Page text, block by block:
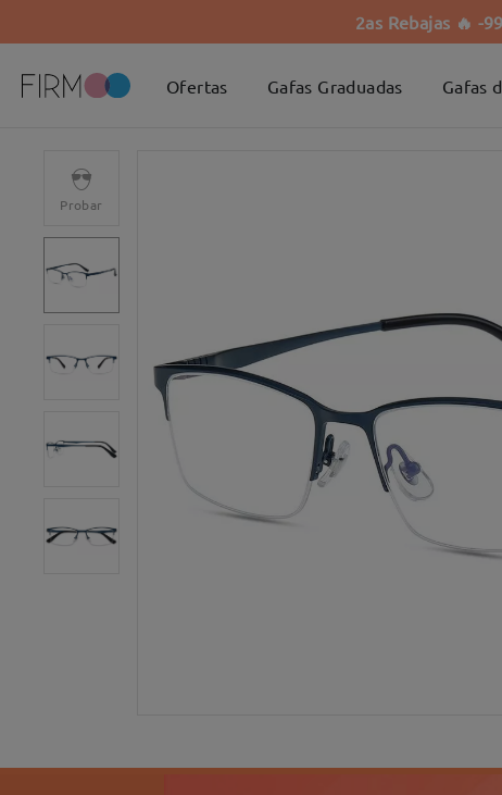
2as Rebajas 🔥 -
Ofertas Gafas Graduadas Gafas
Probar